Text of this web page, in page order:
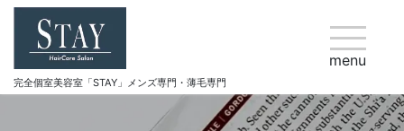
menu
完全個室美容室「STAY」メンズ専門・薄毛専門